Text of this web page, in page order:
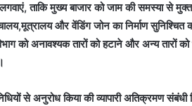
लगवाएं, ताकि मुख्य बाजार को जाम की समस्या से
और वेंडिंग जोन का निर्माण
को अनावश्यक तारों को हटाने और अन्य
से अनुरोध किया की व्यापारी अतिक्रमण